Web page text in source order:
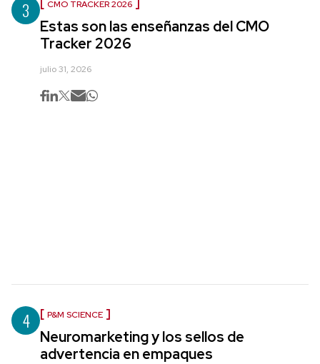
3 CMO TRACKER 2026
Estas son las enseñanzas del CMO
Tracker 2026
julio 31, 2026
4 P&M SCIENCE
Neuromarketing y los sellos de
advertencia en empaques